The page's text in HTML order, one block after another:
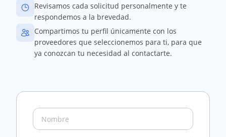
Revisamos cada solicitud personalmente y te
respondemos a la brevedad.
Compartimos tu perfil únicamente con los
proveedores que seleccionemos para ti, para que
ya conozcan tu necesidad al contactarte.